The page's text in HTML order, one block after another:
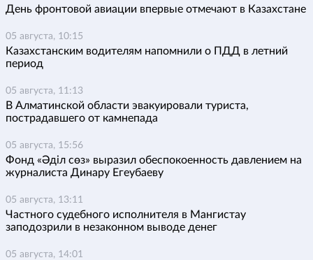
День фронтовой авиации впервые отмечают в Казахстане
05 августа, 10:15
Казахстанским водителям напомнили о ПДД в летний
период
05 августа, 11:13
В Алматинской области эвакуировали туриста,
пострадавшего от камнепада
05 августа, 15:56
Фонд «Әділ сөз» выразил обеспокоенность давлением на
журналиста Динару Егеубаеву
05 августа, 13:11
Частного судебного исполнителя в Мангистау
заподозрили в незаконном выводе денег
05 августа, 14:01